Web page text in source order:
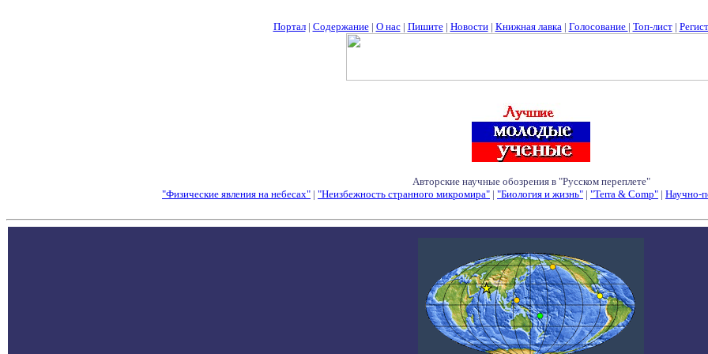
Портал| Содержание| О нас| Пишите| Новости| Книжная лавка| Голосование | Топ-лист|
Авторские научные обозрения в "Русском переплете"
"Физические явления на небесах" | "Неизбежность странного микромира" | "Биология и жизнь" | "Terra & Comp" | Научно-